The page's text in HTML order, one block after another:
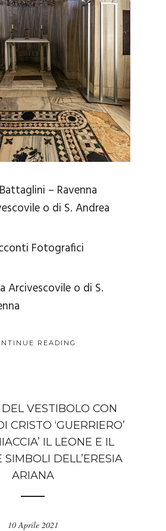
– Ravenna
o di S. Andrea
Fotografici
Arcivescovile o di S.
READING
VESTIBOLO CON
CRISTO ‘GUERRIERO’
IL LEONE E IL
SIMBOLI DELL’ERESIA
ARIANA
10 Aprile 2021